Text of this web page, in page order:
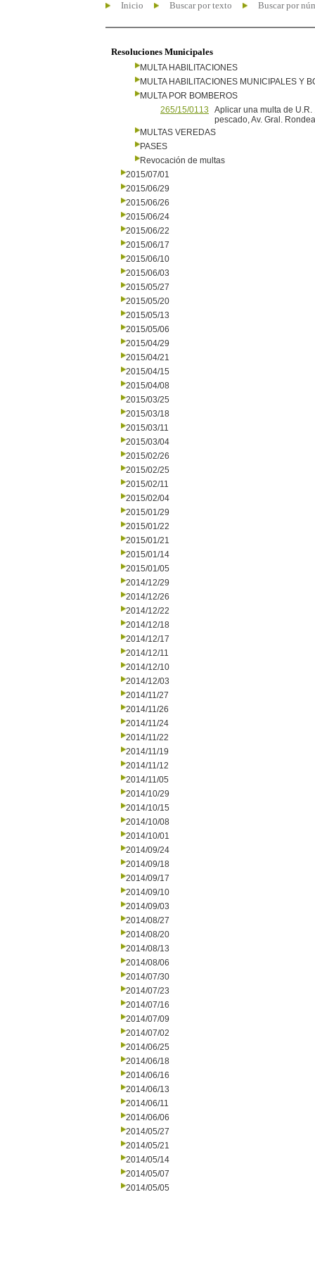
Inicio Buscar por texto Buscar por
Resoluciones Municipales
MULTA HABILITACIONES
MULTA HABILITACIONES MUNICIPALES Y
MULTA POR BOMBEROS
265/15/0113
Aplicar una multa de
pescado, Av. Gral.
MULTAS VEREDAS
PASES
Revocación de multas
2015/07/01
2015/06/29
2015/06/26
2015/06/24
2015/06/22
2015/06/17
2015/06/10
2015/06/03
2015/05/27
2015/05/20
2015/05/13
2015/05/06
2015/04/29
2015/04/21
2015/04/15
2015/04/08
2015/03/25
2015/03/18
2015/03/11
2015/03/04
2015/02/26
2015/02/25
2015/02/11
2015/02/04
2015/01/29
2015/01/22
2015/01/21
2015/01/14
2015/01/05
2014/12/29
2014/12/26
2014/12/22
2014/12/18
2014/12/17
2014/12/11
2014/12/10
2014/12/03
2014/11/27
2014/11/26
2014/11/24
2014/11/22
2014/11/19
2014/11/12
2014/11/05
2014/10/29
2014/10/15
2014/10/08
2014/10/01
2014/09/24
2014/09/18
2014/09/17
2014/09/10
2014/09/03
2014/08/27
2014/08/20
2014/08/13
2014/08/06
2014/07/30
2014/07/23
2014/07/16
2014/07/09
2014/07/02
2014/06/25
2014/06/18
2014/06/16
2014/06/13
2014/06/11
2014/06/06
2014/05/27
2014/05/21
2014/05/14
2014/05/07
2014/05/05